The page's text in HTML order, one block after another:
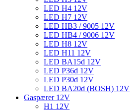
LED H4 12V
LED H7 12V
LED HB3 / 9005 12V
LED HB4 / 9006 12V
LED H8 12V
LED H11 12V
LED BA15d 12V
LED P36d 12V
LED P30d 12V
LED BA20d (BOSH) 12V
Gaspærer 12V
H1 12V